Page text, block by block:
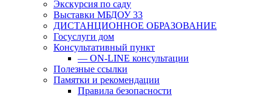
Экскурсия по саду
Выставки МБДОУ 33
ДИСТАНЦИОННОЕ ОБРАЗОВАНИЕ
Госуслуги дом
Консультативный пункт
— ON-LINE консультации
Полезные ссылки
Памятки и рекомендации
Правила безопасности